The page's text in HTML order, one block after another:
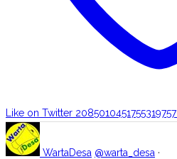
Like on Twitter 2085010451755319757
WartaDesa @warta_desa ·